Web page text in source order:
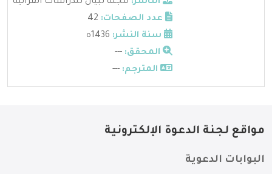
عدد الصفحات:
سنة النشر:
المحقق: ---
المترجم: ---
مواقع لجنة الدعوة الإلكترونية
البوابات الدعوية